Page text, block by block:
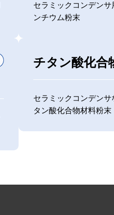
セラミックコンデンサ
ンチウム粉末
チタン酸化合
セラミックコンデン
タン酸化合物材料粉末